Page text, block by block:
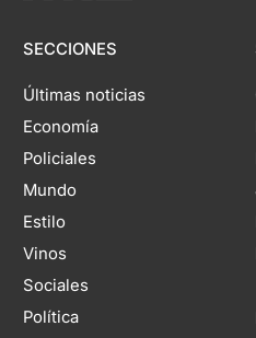
SECCIONES
Últimas noticias
Economía
Policiales
Mundo
Estilo
Vinos
Sociales
Política